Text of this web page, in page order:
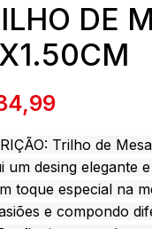
DE
Trilho de
um desing elegante
toque especial na
e compondo